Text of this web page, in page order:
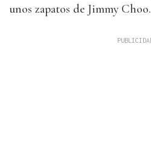
unos zapatos de Jimmy Choo.